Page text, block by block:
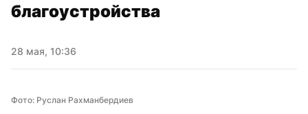
благоустройства
28 мая, 10:36
Фото: Руслан Рахманбердиев